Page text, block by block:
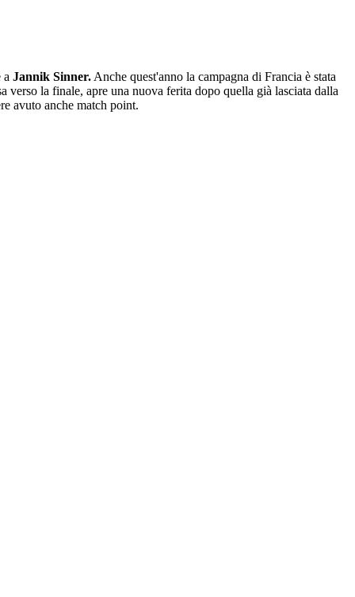
a Jannik Sinner. Anche quest'anno la campagna di Francia è stata
la finale, apre una nuova ferita dopo quella già lasciata dalla
avuto anche match point.